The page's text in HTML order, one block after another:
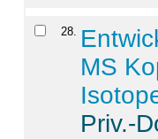
28.
MS
Priv.-